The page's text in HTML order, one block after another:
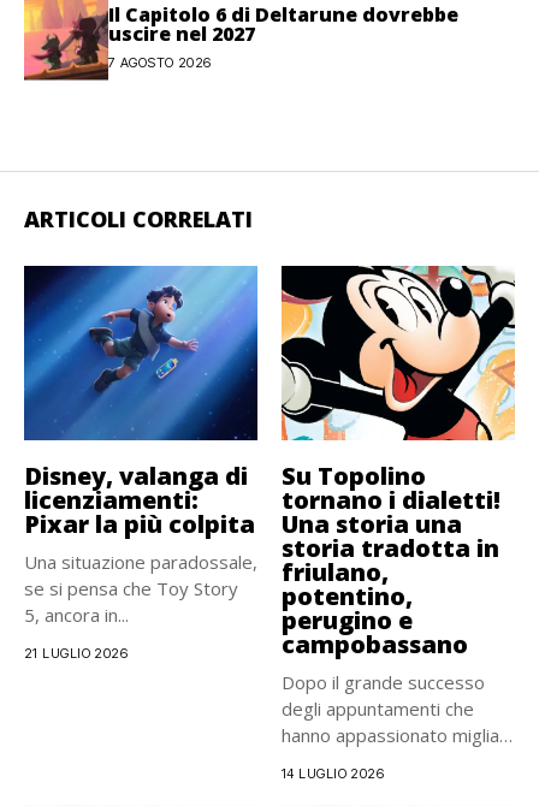
Il Capitolo 6 di Deltarune dovrebbe
uscire nel 2027
7 AGOSTO 2026
ARTICOLI CORRELATI
Disney, valanga di
licenziamenti:
Pixar la più colpita
Una situazione paradossale,
se si pensa che Toy Story
5, ancora in...
21 LUGLIO 2026
Su Topolino
tornano i dialetti!
Una storia una
storia tradotta in
friulano,
potentino,
perugino e
campobassano
Dopo il grande successo
degli appuntamenti che
hanno appassionato migliaia
14 LUGLIO 2026